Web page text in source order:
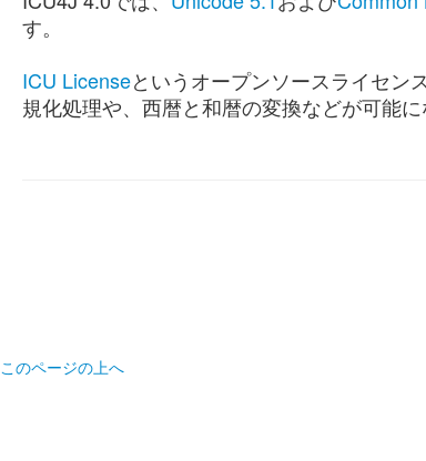
す。
ICU Licenseというオープンソースライセン
規化処理や、西暦と和暦の変換などが可能に
このページの上へ